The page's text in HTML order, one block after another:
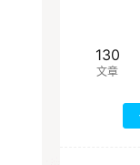
130
文章